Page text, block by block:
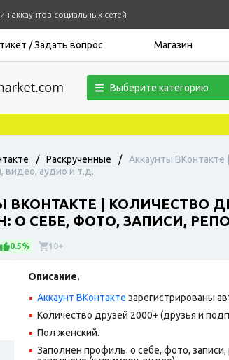
аккаунтов социальных сетей
/ Задать вопрос Магазин
Выберите категорию
/ Раскрученные /
Аккаунты ВКонтакте
видео, аудио и т.д.
ВКОНТАКТЕ | КОЛИЧЕСТВО
О СЕБЕ, ФОТО, ЗАПИСИ,
0.5% 10+
Описание.
Аккаунт ВКонтакте зарегистрированы
Количество друзей 2000+ (друзья и
Пол женский.
Заполнен профиль: о себе, фото,